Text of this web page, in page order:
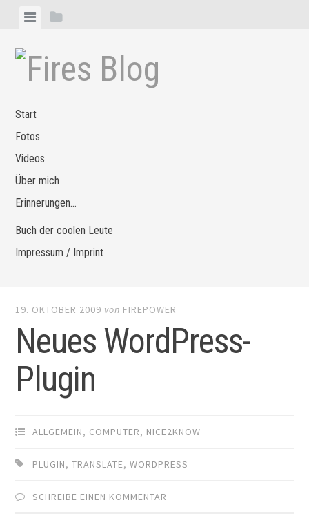
Zum
springen
MenüSeitenleiste
Start
Fotos
Videos
Über mich
Erinnerungen…
Buch der coolen Leute
Impressum / Imprint
19. OKTOBER 2009 von FIREPOWER
Neues WordPress-
Plugin
ALLGEMEIN, COMPUTER, NICE2KNOW
PLUGIN,TRANSLATE,WORDPRESS
SCHREIBE EINEN KOMMENTAR